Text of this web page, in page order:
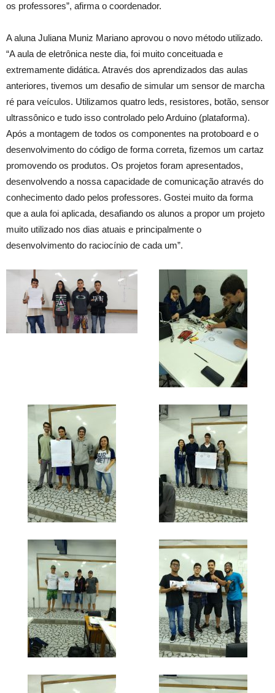
os professores”, afirma o coordenador.
A aluna Juliana Muniz Mariano aprovou o novo método utilizado.
“A aula de eletrônica neste dia, foi muito conceituada e
extremamente didática. Através dos aprendizados das aulas
anteriores, tivemos um desafio de simular um sensor de marcha
ré para veículos. Utilizamos quatro leds, resistores, botão, sensor
ultrassônico e tudo isso controlado pelo Arduino (plataforma).
Após a montagem de todos os componentes na protoboard e o
desenvolvimento do código de forma correta, fizemos um cartaz
promovendo os produtos. Os projetos foram apresentados,
desenvolvendo a nossa capacidade de comunicação através do
conhecimento dado pelos professores. Gostei muito da forma
que a aula foi aplicada, desafiando os alunos a propor um projeto
muito utilizado nos dias atuais e principalmente o
desenvolvimento do raciocínio de cada um”.